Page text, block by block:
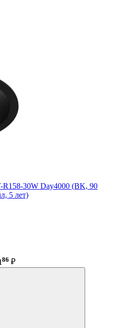
30W Day4000 (BK, 90
5 лет)
86 ₽